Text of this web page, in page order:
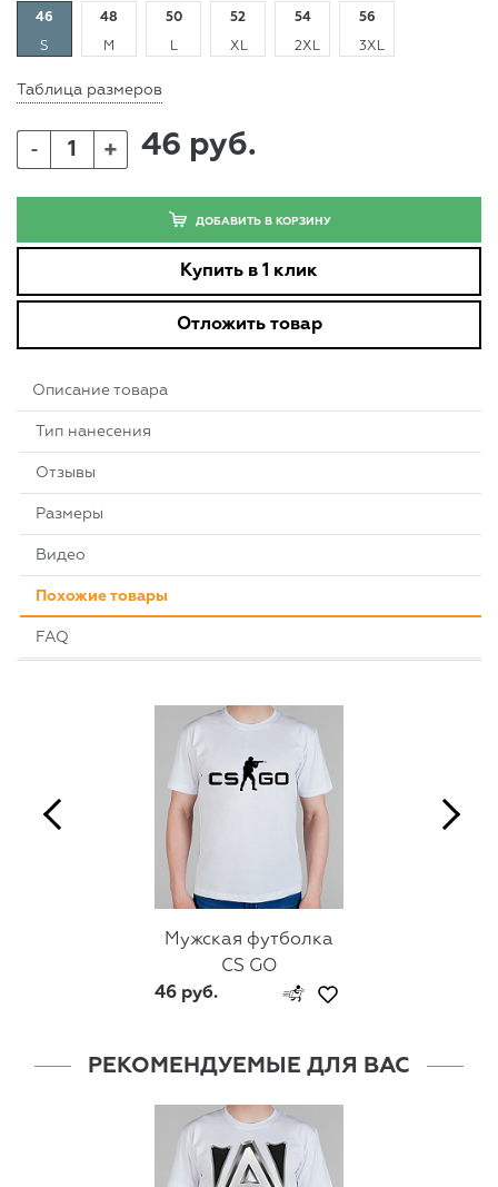
46
S
48
M
50
L
52
XL
54
2XL
56
3XL
Таблица размеров
- + 46 руб.
ДОБАВИТЬ В КОРЗИНУ
Купить в 1 клик
Отложить товар
Описание товара
Тип нанесения
Отзывы
Размеры
Видео
Похожие товары
FAQ
Мужская футболка
CS GO
46 руб.
РЕКОМЕНДУЕМЫЕ ДЛЯ ВАС